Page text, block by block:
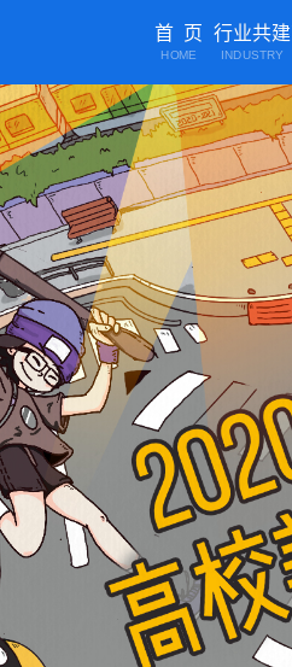
首 页
HOME
行业共建
INDUSTRY